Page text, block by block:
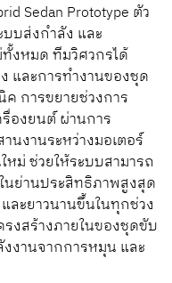
Sedan Prototype ตัว
บส่งกำลัง และ
งหมด ทีมวิศวกรได้
และการทำงานของชุด
ค การขยายช่วงการ
องยนต์ ผ่านการ
นงานระหว่างมอเตอร์
ม่ ช่วยให้ระบบสามารถ
นย่านประสิทธิภาพสูงสุด
และยาวนานขึ้นในทุกช่วง
งสร้างภายในของชุดขับ
งานจากการหมุน และ